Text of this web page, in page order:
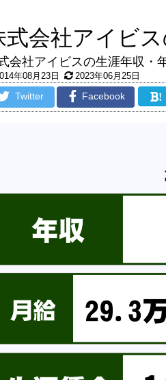
式会社アイビ
会社アイビスの生涯年収・
年08月23日 2023年06月25日
Twitter Facebook !